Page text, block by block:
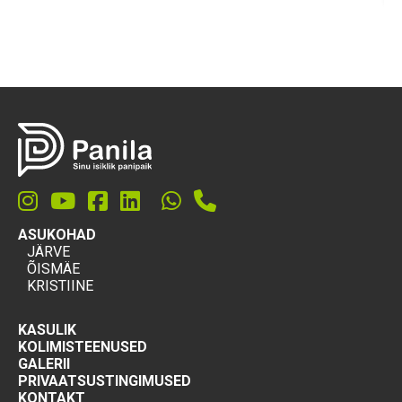
ASUKOHAD
JÄRVE
ÕISMÄE
KRISTIINE
KASULIK
KOLIMISTEENUSED
GALERII
PRIVAATSUSTINGIMUSED
KONTAKT